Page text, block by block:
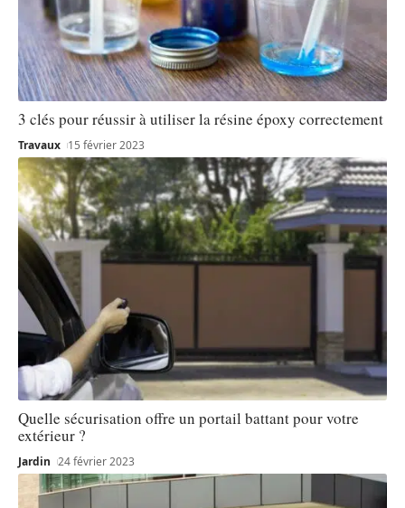
3 clés pour réussir à utiliser la résine époxy correctement
Travaux 15 février 2023
Quelle sécurisation offre un portail battant pour votre
extérieur ?
Jardin 24 février 2023